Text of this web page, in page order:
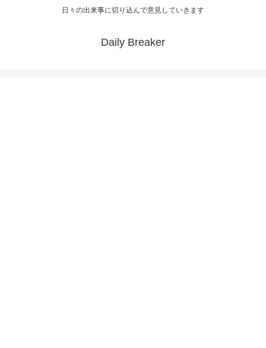
日々の出来事に切り込んで意見していきます
Daily Breaker